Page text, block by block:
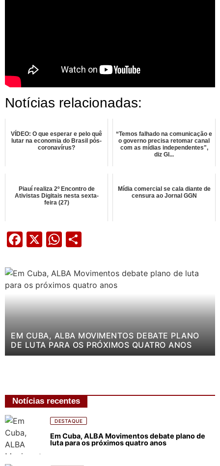
Notícias relacionadas:
VÍDEO: O que esperar e pelo quê
lutar na economia do Brasil pós-
coronavírus?
“Temos falhado na comunicação e
o governo precisa retomar canal
com as mídias independentes",
diz Gl...
Piauí realiza 2º Encontro de
Ativistas Digitais nesta sexta-
feira (27)
Mídia comercial se cala diante de
censura ao Jornal GGN
Facebook
X WhatsApp
EM CUBA, ALBA MOVIMENTOS DEBATE PLANO
DE LUTA PARA OS PRÓXIMOS QUATRO ANOS
Notícias recentes
DESTAQUE
Em Cuba, ALBA Movimentos debate plano de
luta para os próximos quatro anos